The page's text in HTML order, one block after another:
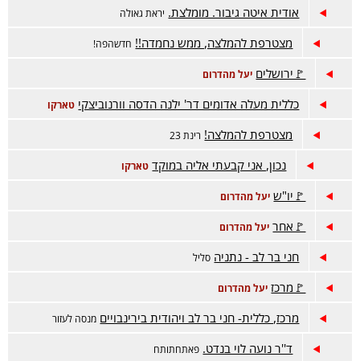
אודית איטה גיבור. מומלצת. יראת גאולה
מצטרפת להמלצה, ממש נחמדה!! חדשהפה!
🚩ירושלים יעל מהדרום
כללית מעלה אדומים דר' ילנה הדסה וורנוביצקי טארקו
מצטרפת להמלצה! רינת 23
נכון, אני קבעתי אליה במוקד טארקו
🚩יו"ש יעל מהדרום
🚩אחר יעל מהדרום
חני בר לב - נתניה סליל
🚩מרכז יעל מהדרום
מרכז, כללית- חני בר לב ויהודית בירינבויים מנסה לעזור
ד''ר נועה לוי בנדט. פאתחתותח